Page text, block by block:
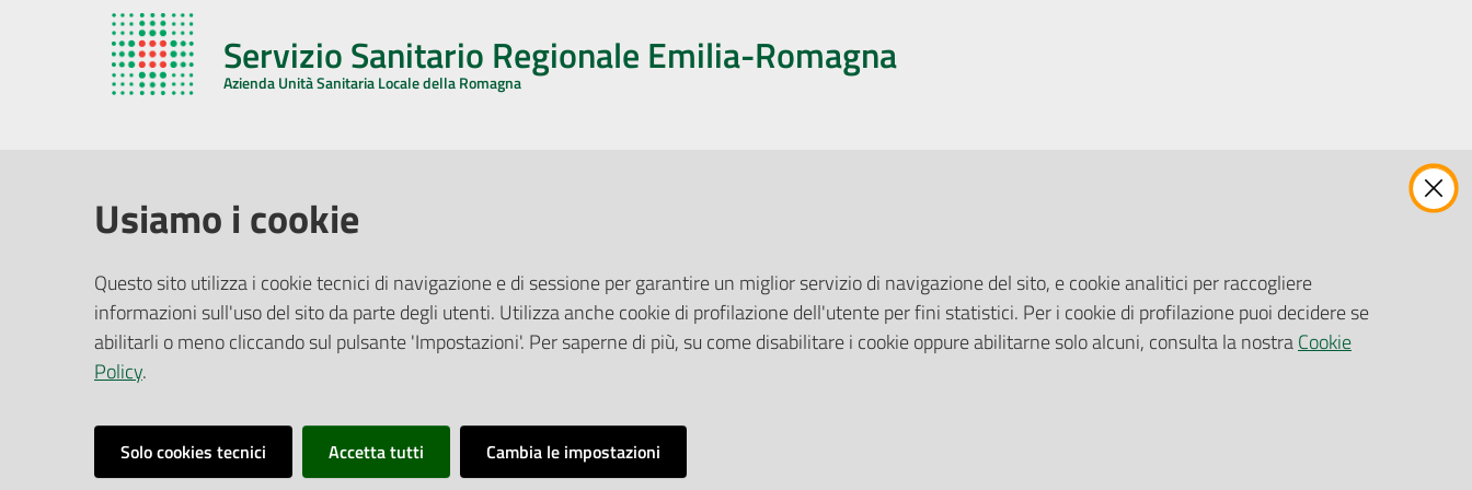
Servizio Sanitario Regionale Emilia-Romagna
Azienda Unità Sanitaria Locale della Romagna
Via De Gasperi, 8 - 48121 Ravenna (RA)
CF/P.IVA:02483810392
PEC:
azienda@pec.auslromagna.it
Ufficio Relazioni con il Pubblico
Riferimenti per la Stampa
Pubblicità legale
Albo Pretorio
Privacy Policy
Attuazione Misure PNRR
Gare e Appalti
Richiesta Patrocinio
Usiamo i cookie
Questo sito utilizza i cookie tecnici di navigazione e di sessione per garantire un miglior servizio di navigazione del sito, e cookie analitici per raccogliere
informazioni sull'uso del sito da parte degli utenti. Utilizza anche cookie di profilazione dell'utente per fini statistici. Per i cookie di profilazione puoi decidere se
abilitarli o meno cliccando sul pulsante 'Impostazioni'. Per saperne di più, su come disabilitare i cookie oppure abilitarne solo alcuni, consulta la nostraCookie
Policy.
Solo cookies tecnici Accetta tutti Cambia le impostazioni